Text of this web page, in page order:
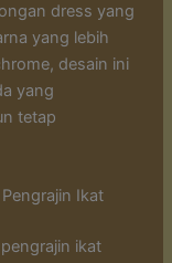
dress yang
yang lebih
desain ini
yang
tetap
Ikat
ikat